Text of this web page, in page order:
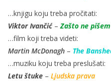
…knjigu koju treba pročitati:
Viktor Ivančić–Zašto ne
…film koji treba videti:
Martin McDonagh – The
…muziku koju treba preslušati:
Letu štuke – Ljudska prava